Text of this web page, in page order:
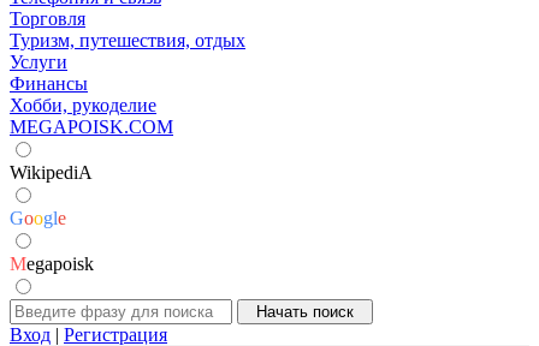
Торговля
Туризм, путешествия, отдых
Услуги
Финансы
Хобби, рукоделие
MEGAPOISK.COM
WikipediA
Google
Megapoisk
Вход | Регистрация